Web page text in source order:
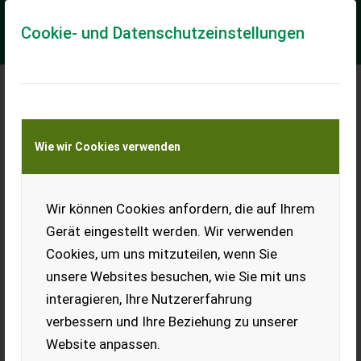
Cookie- und Datenschutzeinstellungen
Wie wir Cookies verwenden
Wir können Cookies anfordern, die auf Ihrem
Gerät eingestellt werden. Wir verwenden
Cookies, um uns mitzuteilen, wenn Sie
unsere Websites besuchen, wie Sie mit uns
interagieren, Ihre Nutzererfahrung
verbessern und Ihre Beziehung zu unserer
Website anpassen.
Meine Transportkostenanfrage
Transport von Land- und Baumaschinen –
KEINE Tiertransporte
JCB TM 320
Teleskopradlader,
Erstzulassung 2026, mit
131-PS-Motor, Powershift-
Getriebe 40 km/h, Bereifung:
Aufnahme und ...